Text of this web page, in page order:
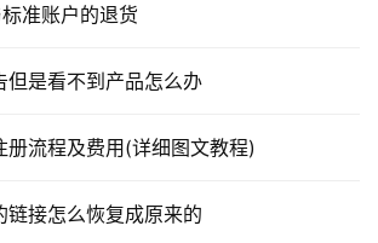
准账户的退货
但是看不到产品怎么办
册流程及费用(详细图文教程)
链接怎么恢复成原来的